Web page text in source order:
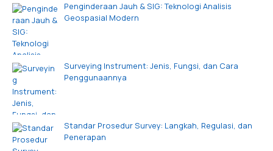
Penginderaan Jauh & SIG: Teknologi Analisis
Geospasial Modern
Surveying Instrument: Jenis, Fungsi, dan Cara
Penggunaannya
Standar Prosedur Survey: Langkah, Regulasi, dan
Penerapan